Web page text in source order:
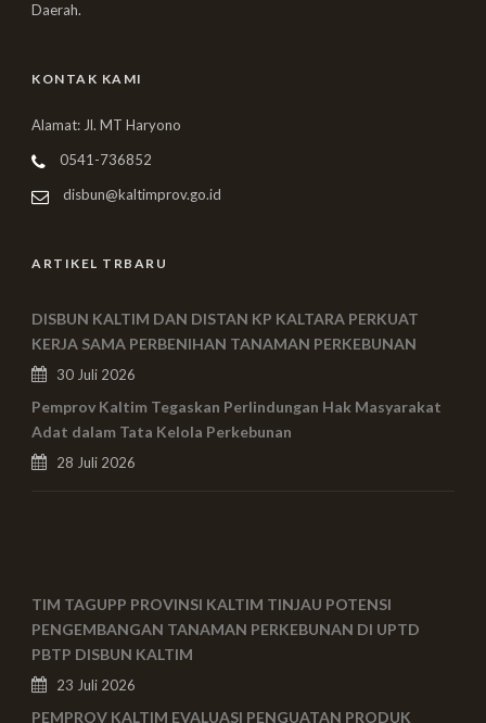
Daerah.
KONTAK KAMI
Alamat: Jl. MT Haryono
0541-736852
disbun@kaltimprov.go.id
ARTIKEL TRBARU
DISBUN KALTIM DAN DISTAN KP KALTARA PERKUAT
KERJA SAMA PERBENIHAN TANAMAN PERKEBUNAN
30 Juli 2026
Pemprov Kaltim Tegaskan Perlindungan Hak Masyarakat
Adat dalam Tata Kelola Perkebunan
28 Juli 2026
TIM TAGUPP PROVINSI KALTIM TINJAU POTENSI
PENGEMBANGAN TANAMAN PERKEBUNAN DI UPTD
PBTP DISBUN KALTIM
23 Juli 2026
PEMPROV KALTIM EVALUASI PENGUATAN PRODUK